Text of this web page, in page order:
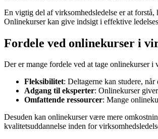
En vigtig del af virksomhedsledelse er at
Onlinekurser kan give indsigt i effektive
Fordele ved onlinekurser i
Der er mange fordele ved at tage onlinekurser
Fleksibilitet: Deltagerne kan studere, når
Adgang til eksperter: Onlinekurser
Omfattende ressourcer: Mange
Desuden kan onlinekurser være mere
kvalitetsuddannelse inden for